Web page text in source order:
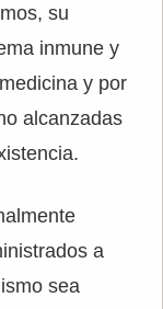
su
inmune y
y por
alcanzadas
a
sea